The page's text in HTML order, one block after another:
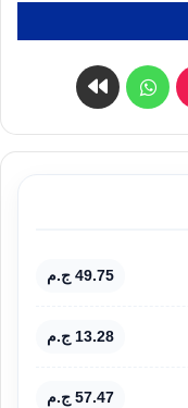
‫TikTokواتسابكواى
49.75 ج.م
13.28 ج.م
57.47 ج.م